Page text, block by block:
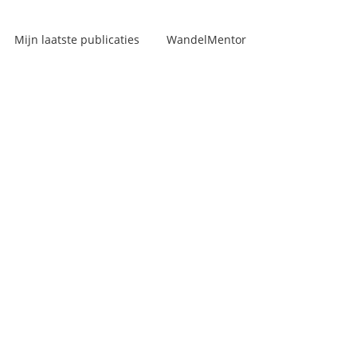
Mijn laatste publicaties WandelMentor